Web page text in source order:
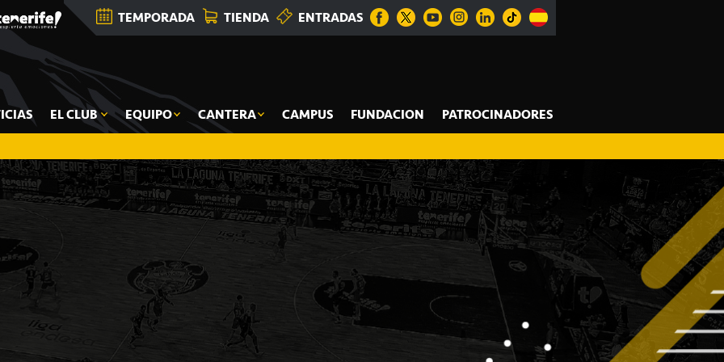
TEMPORADA TIENDA ENTRADAS
EL CLUB EQUIPO CANTERA CAMPUS FUNDACION PATROCINADORES